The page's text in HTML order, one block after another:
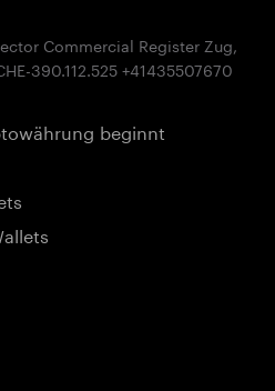
Commercial Register Zug,
beginnt